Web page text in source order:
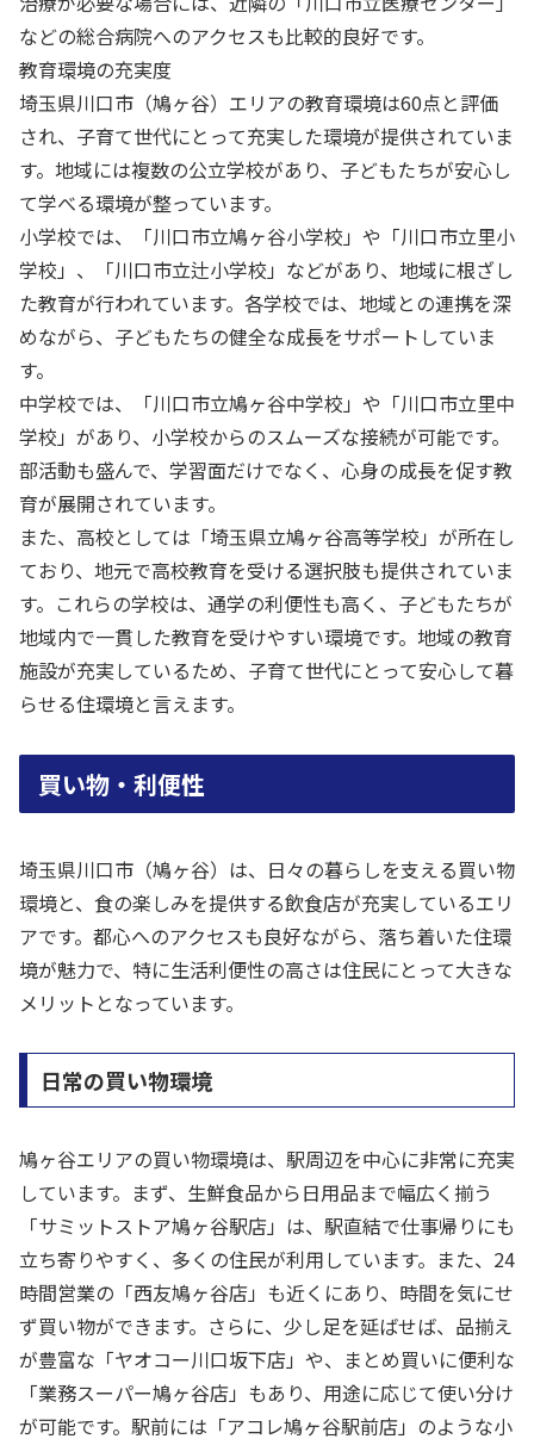
などの総合病院へのアクセスも比較的良好です。
教育環境の充実度
埼玉県川口市（鳩ヶ谷）エリアの教育環境は60点と評価
され、子育て世代にとって充実した環境が提供されていま
す。地域には複数の公立学校があり、子どもたちが安心し
て学べる環境が整っています。
小学校では、「川口市立鳩ヶ谷小学校」や「川口市立里小
学校」、「川口市立辻小学校」などがあり、地域に根ざし
た教育が行われています。各学校では、地域との連携を深
めながら、子どもたちの健全な成長をサポートしていま
す。
中学校では、「川口市立鳩ヶ谷中学校」や「川口市立里中
学校」があり、小学校からのスムーズな接続が可能です。
部活動も盛んで、学習面だけでなく、心身の成長を促す教
育が展開されています。
また、高校としては「埼玉県立鳩ヶ谷高等学校」が所在し
ており、地元で高校教育を受ける選択肢も提供されていま
す。これらの学校は、通学の利便性も高く、子どもたちが
地域内で一貫した教育を受けやすい環境です。地域の教育
施設が充実しているため、子育て世代にとって安心して暮
らせる住環境と言えます。
買い物・利便性
埼玉県川口市（鳩ヶ谷）は、日々の暮らしを支える買い物
環境と、食の楽しみを提供する飲食店が充実しているエリ
アです。都心へのアクセスも良好ながら、落ち着いた住環
境が魅力で、特に生活利便性の高さは住民にとって大きな
メリットとなっています。
日常の買い物環境
鳩ヶ谷エリアの買い物環境は、駅周辺を中心に非常に充実
しています。まず、生鮮食品から日用品まで幅広く揃う
「サミットストア鳩ヶ谷駅店」は、駅直結で仕事帰りにも
立ち寄りやすく、多くの住民が利用しています。また、24
時間営業の「西友鳩ヶ谷店」も近くにあり、時間を気にせ
ず買い物ができます。さらに、少し足を延ばせば、品揃え
が豊富な「ヤオコー川口坂下店」や、まとめ買いに便利な
「業務スーパー鳩ヶ谷店」もあり、用途に応じて使い分け
が可能です。駅前には「アコレ鳩ヶ谷駅前店」のような小